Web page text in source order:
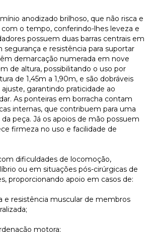
anodizado brilhoso, que não risca e
o tempo, conferindo-lhes leveza e
possuem duas barras centrais em
segurança e resistência para suportar
demarcação numerada em nove
de altura, possibilitando o uso por
de 1,45m a 1,90m, e são dobráveis
garantindo praticidade ao
As ponteiras em borracha contam
internas, que contribuem para uma
peça. Já os apoios de mão possuem
firmeza no uso e facilidade de
dificuldades de locomoção,
ou em situações pós-cirúrgicas de
proporcionando apoio em casos de:
e resistência muscular de membros
motora;